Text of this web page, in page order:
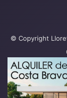
© Copyright